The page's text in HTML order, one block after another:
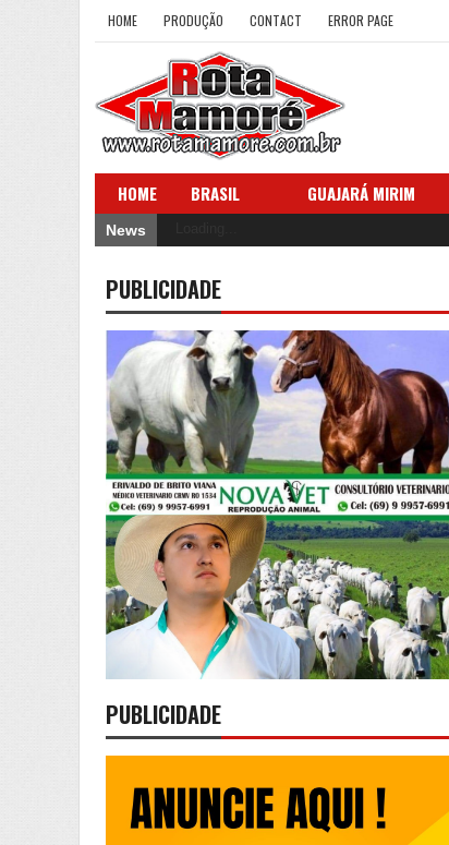
HOME PRODUÇÃO CONTACT ERROR PAGE
HOME BRASIL GUAJARÁ MIRIM
News
PUBLICIDADE
PUBLICIDADE